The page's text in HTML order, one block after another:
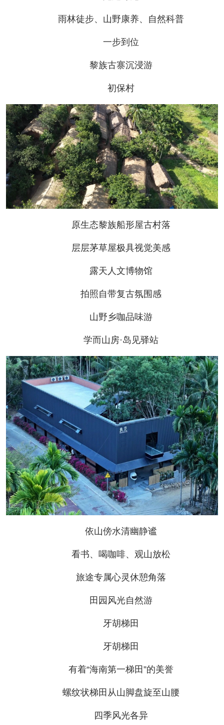
雨林徒步、山野康养、自然科普
一步到位
黎族古寨沉浸游
初保村
原生态黎族船形屋古村落
层层茅草屋极具视觉美感
露天人文博物馆
拍照自带复古氛围感
山野乡咖品味游
学而山房·岛见驿站
依山傍水清幽静谧
看书、喝咖啡、观山放松
旅途专属心灵休憩角落
田园风光自然游
牙胡梯田
牙胡梯田
有着“海南第一梯田”的美誉
螺纹状梯田从山脚盘旋至山腰
四季风光各异